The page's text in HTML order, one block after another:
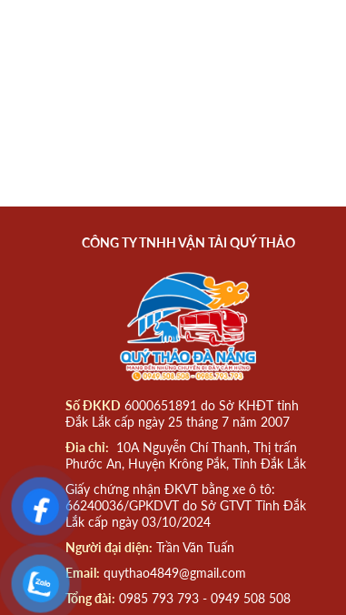
CÔNG TY TNHH VẬN TẢI QUÝ THẢO
Số ĐKKD 6000651891 do Sở KHĐT tỉnh
Đắk Lắk cấp ngày 25 tháng 7 năm 2007
Đia chỉ: 10A Nguyễn Chí Thanh, Thị trấn
Phước An, Huyện Krông Pắk, Tỉnh Đắk Lắk
Giấy chứng nhận ĐKVT bằng xe ô tô:
66240036/GPKDVT do Sở GTVT Tỉnh Đắk
Lắk cấp ngày 03/10/2024
Người đại diện: Trần Văn Tuấn
Email: quythao4849@gmail.com
Tổng đài: 0985 793 793 - 0949 508 508